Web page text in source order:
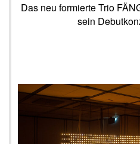
Das neu formierte Trio
sein